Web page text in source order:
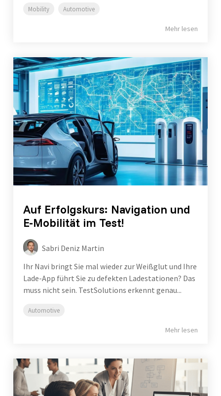
Mobility Automotive
Mehr lesen
Auf Erfolgskurs: Navigation und
E-Mobilität im Test!
Sabri Deniz Martin
Ihr Navi bringt Sie mal wieder zur Weißglut und Ihre
Lade-App führt Sie zu defekten Ladestationen? Das
muss nicht sein. TestSolutions erkennt genau...
Automotive
Mehr lesen